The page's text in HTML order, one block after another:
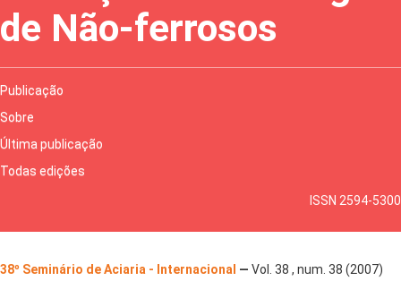
de Não-ferrosos
Publicação
Sobre
Última publicação
Todas edições
ISSN 2594-5300
38º Seminário de Aciaria - Internacional — Vol. 38 , num. 38 (2007)